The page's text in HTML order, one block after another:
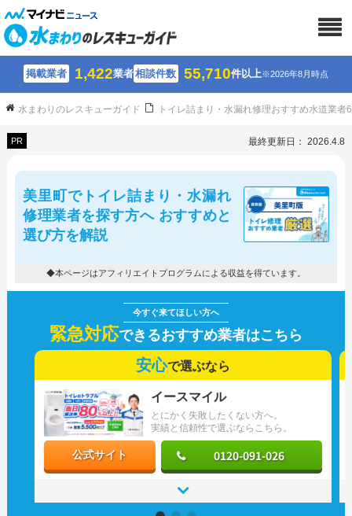
掲載業者 1,422業者相談件数 55,710件以上※2026年8月時点
水まわりのレスキューガイド トイレ詰まり・水漏れ修理おすすめ水道業
PR 最終更新日： 2026.4.8
美里町でトイレ詰まり・水漏れ
修理業者を探す方へ おすすめと
選び方を解説
◆本ページはアフィリエイトプログラムによる収益を得ています。
緊急対応できるおすすめ業者はこちら
安心で選ぶなら
とにかく失敗したくない方へ。
実績と信頼性で選ぶならこちら。
イースマイル
公式サイト 0120-091-026